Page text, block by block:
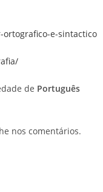
e-sintactico
de Português
nos comentários.